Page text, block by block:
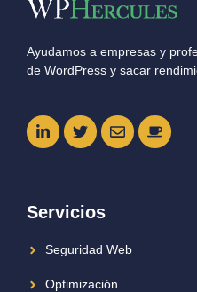
Ayudamos a empresas y
de WordPress y sacar
Servicios
Seguridad Web
Optimización